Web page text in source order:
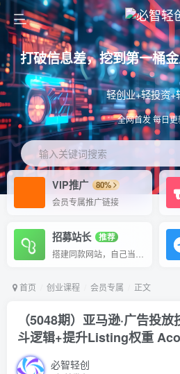
打破信息差，挖到第一桶
轻创业+轻投资+
全网首发 每日更
输入关键词搜索
VIP推广
80%
会员专属推广链接
招募站长
推荐
首页 创业课程 会员专属 正文
（5048期）亚马逊·广告投
斗逻辑+提升Listing权重
必智轻创